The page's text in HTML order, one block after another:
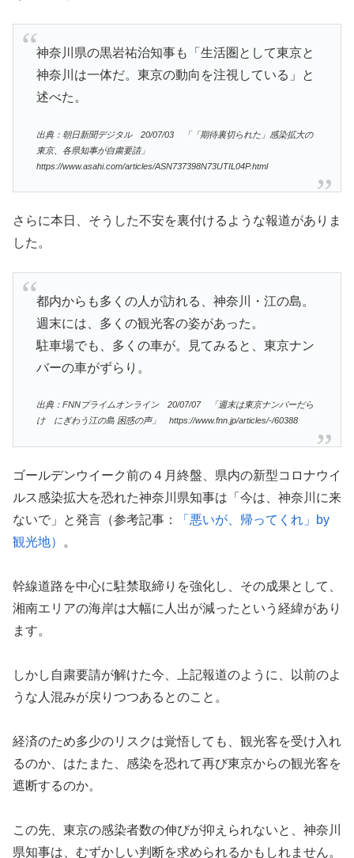
神奈川県の黒岩祐治知事も「生活圏として東京と
神奈川は一体だ。東京の動向を注視している」と
述べた。
出典：朝日新聞デジタル 20/07/03 「「期待裏切られた」感染拡大の
東京、各県知事が自粛要請」
https://www.asahi.com/articles/ASN737398N73UTIL04P.html
さらに本日、そうした不安を裏付けるような報道がありま
した。
都内からも多くの人が訪れる、神奈川・江の島。
週末には、多くの観光客の姿があった。
駐車場でも、多くの車が。見てみると、東京ナン
バーの車がずらり。
出典：FNNプライムオンライン 20/07/07 「週末は東京ナンバーだら
け にぎわう江の島 困惑の声」 https://www.fnn.jp/articles/-/60388
ゴールデンウイーク前の４月終盤、県内の新型コロナウイ
ルス感染拡大を恐れた神奈川県知事は「今は、神奈川に来
ないで」と発言（参考記事：
「悪いが、帰ってくれ」by
観光地）
。
幹線道路を中心に駐禁取締りを強化し、その成果として、
湘南エリアの海岸は大幅に人出が減ったという経緯があり
ます。
しかし自粛要請が解けた今、上記報道のように、以前のよ
うな人混みが戻りつつあるとのこと。
経済のため多少のリスクは覚悟しても、観光客を受け入れ
るのか、はたまた、感染を恐れて再び東京からの観光客を
遮断するのか。
この先、東京の感染者数の伸びが抑えられないと、神奈川
県知事は、むずかしい判断を求められるかもしれません。